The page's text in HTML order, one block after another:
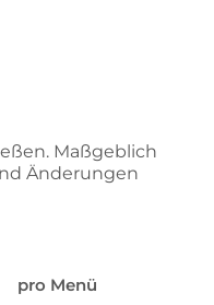
Maßgeblich
Änderungen
pro Menü